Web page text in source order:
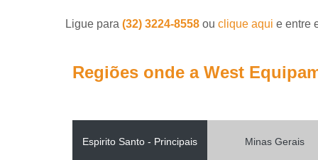
Ligue para (32) 3224-8558 ou clique aqui e entre
Regiões onde a West
Espirito Santo - Principais Minas Gerais